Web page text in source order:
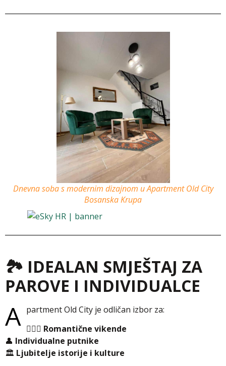
Dnevna soba s modernim dizajnom u Apartment Old City
Bosanska Krupa
🏞️ IDEALAN SMJEŠTAJ ZA
PAROVE I INDIVIDUALCE
A partment Old City je odličan izbor za:
👩‍❤️‍👨 Romantične vikende
👤 Individualne putnike
🏛️ Ljubitelje istorije i kulture